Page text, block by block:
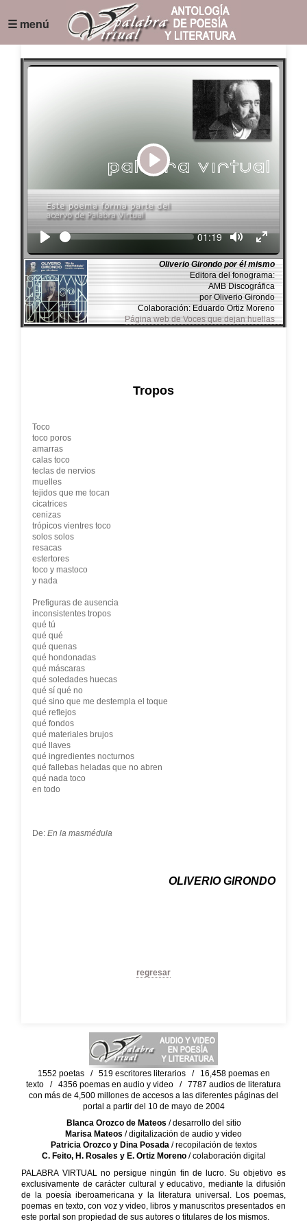
☰ menú
Play
Seek Current
01:19
Oliverio Girondo por él mismo
Editora del fonograma:
AMB Discográfica
por Oliverio Girondo
Colaboración: Eduardo Ortiz Moreno
Página web de Voces que dejan huellas
Tropos
Toco
toco poros
amarras
calas toco
teclas de nervios
muelles
tejidos que me tocan
cicatrices
cenizas
trópicos vientres toco
solos solos
resacas
estertores
toco y mastoco
y nada
Prefiguras de ausencia
inconsistentes tropos
qué tú
qué qué
qué quenas
qué hondonadas
qué máscaras
qué soledades huecas
qué sí qué no
qué sino que me destempla el toque
qué reflejos
qué fondos
qué materiales brujos
qué llaves
qué ingredientes nocturnos
qué fallebas heladas que no abren
qué nada toco
en todo
De: En la masmédula
OLIVERIO GIRONDO
regresar
1552 poetas / 519 escritores literarios / 16,458 poemas en
texto / 4356 poemas en audio y video / 7787 audios de literatura
con más de 4,500 millones de accesos a las diferentes páginas del
portal a partir del 10 de mayo de 2004
Blanca Orozco de Mateos / desarrollo del sitio
Marisa Mateos / digitalización de audio y video
Patricia Orozco y Dina Posada/ recopilación de textos
C. Feito, H. Rosales y E. Ortiz Moreno/ colaboración digital
PALABRA VIRTUAL no persigue ningún fin de lucro. Su objetivo es
exclusivamente de carácter cultural y educativo, mediante la difusión
de la poesía iberoamericana y la literatura universal. Los poemas,
poemas en texto, con voz y video, libros y manuscritos presentados en
este portal son propiedad de sus autores o titulares de los mismos.